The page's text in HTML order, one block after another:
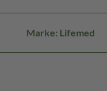
Marke: Lifemed